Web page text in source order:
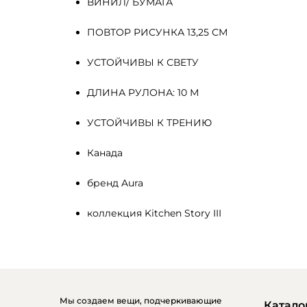
ПОВТОР РИСУНКА 13,25 СМ
УСТОЙЧИВЫ К СВЕТУ
ДЛИНА РУЛОНА: 10 М
УСТОЙЧИВЫ К ТРЕНИЮ
Канада
бренд Aura
коллекция Kitchen Story III
Мы создаем вещи, подчеркивающие